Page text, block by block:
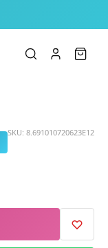
SKU: 8.691010720623E12